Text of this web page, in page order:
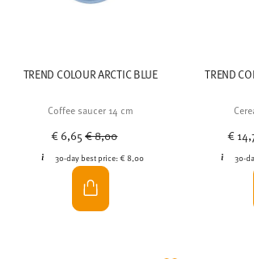
TREND COLOUR ARCTIC BLUE
Coffee saucer 14 cm
€ 6,65Price reduced from
€ 8,00
30-day best price: € 8,00
TREND
€
30-